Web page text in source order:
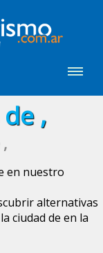
,
en nuestro
alternativas
ciudad deen la